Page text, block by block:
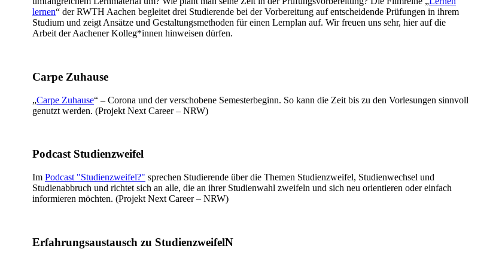
lernen“ der RWTH Aachen begleitet drei Studierende bei der Vorbereitung auf entscheidende Prüfungen in ihrem
Studium und zeigt Ansätze und Gestaltungsmethoden für einen Lernplan auf. Wir freuen uns sehr, hier auf die
Arbeit der Aachener Kolleg*innen hinweisen dürfen.
Carpe Zuhause
„Carpe Zuhause“ – Corona und der verschobene Semesterbeginn. So kann die Zeit bis zu den Vorlesungen sinnvoll
genutzt werden. (Projekt Next Career – NRW)
Podcast Studienzweifel
Im Podcast "Studienzweifel?" sprechen Studierende über die Themen Studienzweifel, Studienwechsel und
Studienabbruch und richtet sich an alle, die an ihrer Studienwahl zweifeln und sich neu orientieren oder einfach
informieren möchten. (Projekt Next Career – NRW)
Erfahrungsaustausch zu StudienzweifelN